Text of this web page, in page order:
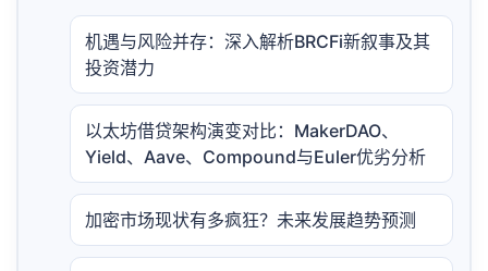
机遇与风险并存：深入解析BRCFi新叙事及其
投资潜力
以太坊借贷架构演变对比：MakerDAO、
Yield、Aave、Compound与Euler优劣分析
加密市场现状有多疯狂？未来发展趋势预测